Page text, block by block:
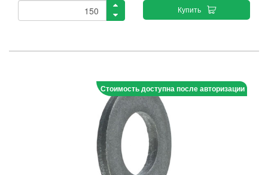
Купить
Стоимость доступна после авторизации